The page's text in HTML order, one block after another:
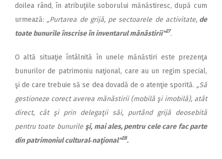
doilea rând, în atribuţiile soborului mănăstiresc, după cum
urmează: „Purtarea de grijă, pe sectoarele de activitate,de
toate bunurile înscrise în inventarul mănăstirii“27.
O altă situaţie întâlnită în unele mănăstiri este prezenţa
bunurilor de patrimoniu naţional, care au un regim special,
şi de care trebuie să se dea dovadă de o atenţie sporită. „Să
gestioneze corect averea mănăstirii (mobilă şi imobilă), atât
direct, cât şi prin delegaţii săi, purtând grijă deosebită
pentru toate bunurileşi, mai ales, pentru cele care fac parte
din patrimoniul cultural‑naţional“28.